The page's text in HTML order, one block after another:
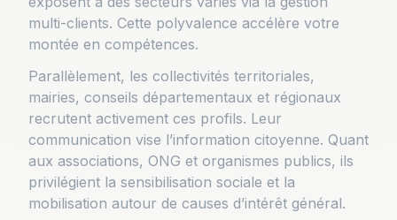
multi-clients. Cette polyvalence accélère votre
montée en compétences.
Parallèlement, les collectivités territoriales,
mairies, conseils départementaux et régionaux
recrutent activement ces profils. Leur
communication vise l’information citoyenne. Quant
aux associations, ONG et organismes publics, ils
privilégient la sensibilisation sociale et la
mobilisation autour de causes d’intérêt général.